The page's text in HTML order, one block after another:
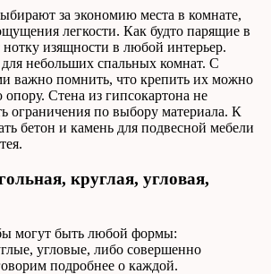
за экономию места в комнате,
легкости. Как будто парящие в
нотку изящности в любой интерьер.
небольших спальных комнат. С
важно помнить, что крепить их можно
Стена из гипсокартона не
ограничения по выбору материала. К
бетон и камень для подвесной мебели
круглая, угловая,
могут быть любой формы:
угловые, либо совершенно
подробнее о каждой.